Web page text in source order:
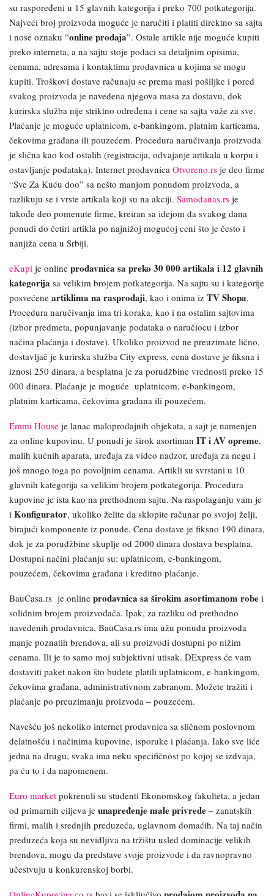
su raspoređeni u 15 glavnih kategorija i preko 700 potkategorija.
Najveći broj proizvoda moguće je naručiti i platiti direktno sa sajta
i nose oznaku “online prodaja”. Ostale artikle nije moguće kupiti
preko interneta, a na sajtu stoje podaci sa detaljnim opisima,
cenama, adresama i kontaktima prodavnica u kojima se mogu
kupiti. Troškovi dostave računaju se prema masi pošiljke i pored
svakog proizvoda je navedena njegova masa za dostavu, dok
kurirska služba nije striktno određena i cene sa sajta važe za sve.
Plaćanje je moguće uplatnicom, e-bankingom, platnim karticama,
čekovima građana ili pouzećem. Procedura naručivanja proizvoda
je slična kao kod ostalih (registracija, odvajanje artikala u korpu i
ostavljanje podataka). Internet prodavnica Otvoreno.rs je deo firme
“Sve Za Kuću doo” sa nešto manjom ponudom proizvoda, a
razlikuju se i vrste artikala koji su na akciji. Samodanas.rs je
takođe deo pomenute firme, kreiran sa idejom da svakog dana
ponudi do četiri artikla po najnižoj mogućoj ceni što je često i
nanjiža cena u Srbiji.
eKupi je online prodavnica sa preko 30 000 artikala i 12 glavnih
kategorija sa velikim brojem potkategorija. Na sajtu su i kategorije
posvećene artiklima na rasprodaji, kao i onima iz TV Shopa.
Procedura naručivanja ima tri koraka, kao i na ostalim sajtovima
(izbor predmeta, popunjavanje podataka o naručiocu i izbor
načina plaćanja i dostave). Ukoliko proizvod ne preuzimate lično,
dostavljač je kurirska služba City express, cena dostave je fiksna i
iznosi 250 dinara, a besplatna je za porudžbine vrednosti preko 15
000 dinara. Plaćanje je moguće uplatnicom, e-bankingom,
platnim karticama, čekovima građana ili pouzećem.
Emmi House je lanac maloprodajnih objekata, a sajt je namenjen
za online kupovinu. U ponudi je širok asortiman IT i AV opreme,
malih kućnih aparata, uređaja za video nadzor, uređaja za negu i
još mnogo toga po povoljnim cenama. Artikli su svrstani u 10
glavnih kategorija sa velikim brojem potkategorija. Procedura
kupovine je ista kao na prethodnom sajtu. Na raspolaganju vam je
i Konfigurator, ukoliko želite da sklopite računar po svojoj želji,
birajući komponente iz ponude. Cena dostave je fiksno 190 dinara,
dok je za porudžbine skuplje od 2000 dinara dostava besplatna.
Dostupni načini plaćanju su: uplatnicom, e-bankingom,
pouzećem, čekovima građana i kreditno plaćanje.
BauCasa.rs je online prodavnica sa širokim asortimanom robe i
solidnim brojem proizvođača. Ipak, za razliku od prethodno
navedenih prodavnica, BauCasa.rs ima užu ponudu proizvoda
manje poznatih brendova, ali su proizvodi dostupni po nižim
cenama. Ili je to samo moj subjektivni utisak. DExpress će vam
dostaviti paket nakon što budete platili uplatnicom, e-bankingom,
čekovima građana, administrativnom zabranom. Možete tražiti i
plaćanje po preuzimanju proizvoda – pouzećem.
Navešću još nekoliko internet prodavnica sa sličnom poslovnom
delatnošću i načinima kupovine, isporuke i plaćanja. Iako sve liće
jedna na drugu, svaka ima neku specifičnost po kojoj se izdvaja,
pa ću to i da napomenem.
Euro market pokrenuli su studenti Ekonomskog fakulteta, a jedan
od primarnih ciljeva je unapređenje male privrede – zanatskih
firmi, malih i srednjih preduzeća, uglavnom domaćih. Na taj način
preduzeća koja su nevidljiva na tržištu usled dominacije velikih
brendova, mogu da predstave svoje proizvode i da ravnopravno
učestvuju u konkurenskoj borbi.